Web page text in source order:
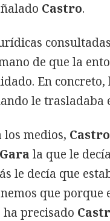
Castro.
de que la
En
le trasladaba
los medios, Castro
Gara la que le
le decía que
que
precisado